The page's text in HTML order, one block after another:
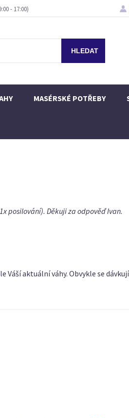
- 17:00)
MASÉRSKÉ POTŘEBY
posilování). Děkuji za odpověď Ivan.
Váší aktuální váhy. Obvykle se